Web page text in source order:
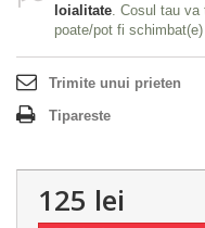
loialitate . Cosul tau
poate/pot fi
Trimite unui prieten
Tipareste
125 lei